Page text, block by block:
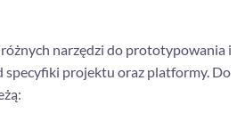
narzędzi do prototypowania i
specyfiki projektu oraz platformy. Do